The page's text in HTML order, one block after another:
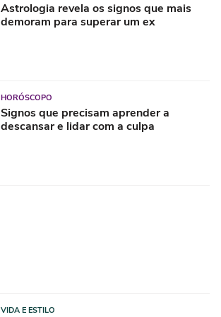
Astrologia revela os signos que mais
demoram para superar um ex
HORÓSCOPO
Signos que precisam aprender a
descansar e lidar com a culpa
VIDA E ESTILO